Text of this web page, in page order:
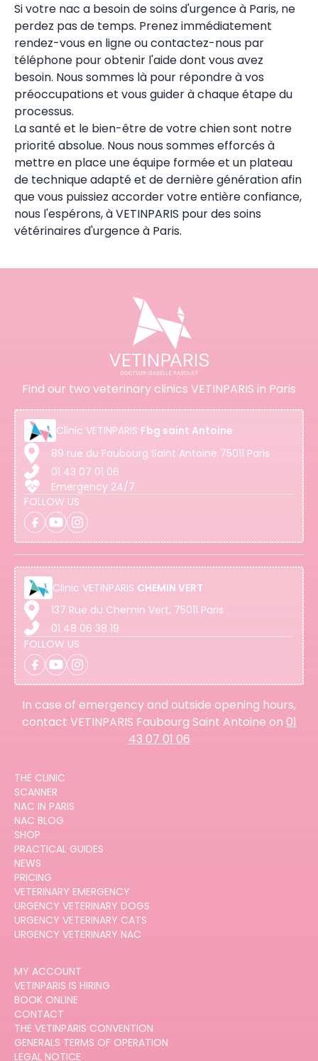
Si votre nac a besoin de soins d'urgence à Paris, ne
perdez pas de temps. Prenez immédiatement
rendez-vous en ligne ou contactez-nous par
téléphone pour obtenir l'aide dont vous avez
besoin. Nous sommes là pour répondre à vos
préoccupations et vous guider à chaque étape du
processus.
La santé et le bien-être de votre chien sont notre
priorité absolue. Nous nous sommes efforcés à
mettre en place une équipe formée et un plateau
de technique adapté et de dernière génération afin
que vous puissiez accorder votre entière confiance,
nous l'espérons, à VETINPARIS pour des soins
vétérinaires d'urgence à Paris.
Find our two veterinary clinics VETINPARIS in Paris
Clinic VETINPARIS Fbg saint Antoine
89 rue du Faubourg Saint Antoine 75011 Paris
01 43 07 01 06
Emergency 24/7
FOLLOW US
Clinic VETINPARIS CHEMIN VERT
137 Rue du Chemin Vert, 75011 Paris
01 48 06 38 19
FOLLOW US
In case of emergency and outside opening hours,
contact VETINPARIS Faubourg Saint Antoine on 01
43 07 01 06
THE CLINIC
SCANNER
NAC IN PARIS
NAC BLOG
SHOP
PRACTICAL GUIDES
NEWS
PRICING
VETERINARY EMERGENCY
URGENCY VETERINARY DOGS
URGENCY VETERINARY CATS
URGENCY VETERINARY NAC
MY ACCOUNT
VETINPARIS IS HIRING
BOOK ONLINE
CONTACT
THE VETINPARIS CONVENTION
GENERALS TERMS OF OPERATION
LEGAL NOTICE